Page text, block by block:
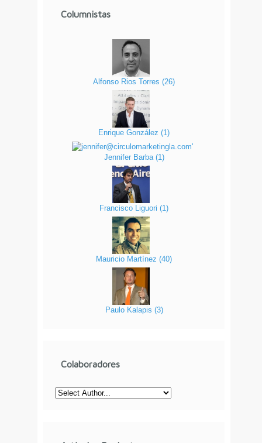
Columnistas
Alfonso Rios Torres (26)
Enrique González (1 )
Jennifer Barba (1 )
Francisco Liguori (1)
Mauricio Martínez (40)
Paulo Kalapis (3)
Colaboradores